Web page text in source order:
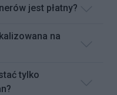
jest płatny?
na
tylko